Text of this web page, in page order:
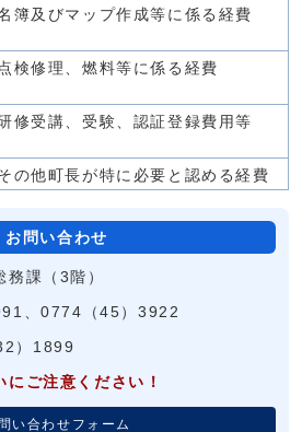
簿及びマップ作成等に係る経費
点検修理、燃料等に係る経費
修受講、受験、認証登録費用等
の他町長が特に必要と認める経費
お問い合わせ
務課（3階）
、0774（45）3922
）1899
ご注意ください！
い合わせフォーム